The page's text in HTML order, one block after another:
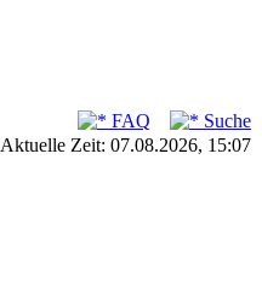
FAQ
Suche
Aktuelle Zeit: 07.08.2026, 15:07